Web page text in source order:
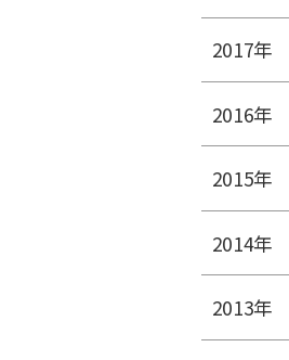
2017年
2016年
2015年
2014年
2013年